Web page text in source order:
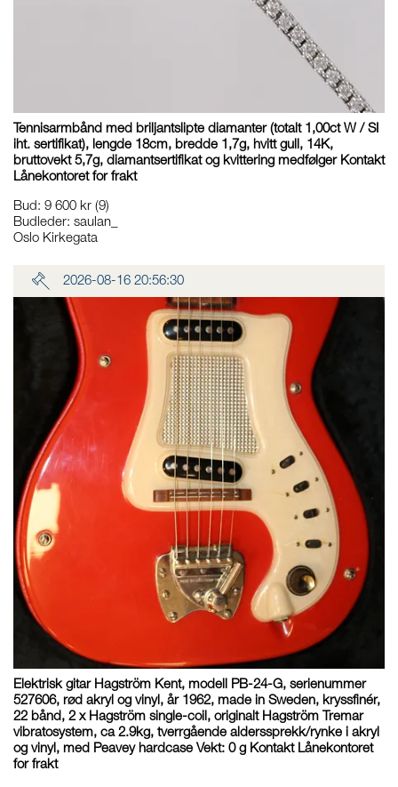
Tennisarmbånd med briljantslipte diamanter (totalt 1,00ct W / SI
iht. sertifikat), lengde 18cm, bredde 1,7g, hvitt gull, 14K,
bruttovekt 5,7g, diamantsertifikat og kvittering medfølger Kontakt
Lånekontoret for frakt
Bud: 9 600 kr (9)
Budleder: saulan_
Oslo Kirkegata
2026-08-16 20:56:30
Elektrisk gitar Hagström Kent, modell PB-24-G, serienummer
527606, rød akryl og vinyl, år 1962, made in Sweden, kryssfinér,
22 bånd, 2 x Hagström single-coil, originalt Hagström Tremar
vibratosystem, ca 2.9kg, tverrgående alderssprekk/rynke i akryl
og vinyl, med Peavey hardcase Vekt: 0 g Kontakt Lånekontoret
for frakt